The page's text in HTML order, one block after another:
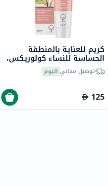
كريم للعناية بالمنطقة
الحساسة للنساء كولوريكس،
50 جرامتوصيل مجاني اليوم
125